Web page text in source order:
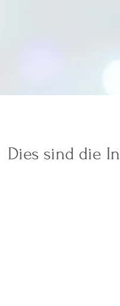
Dies sind die